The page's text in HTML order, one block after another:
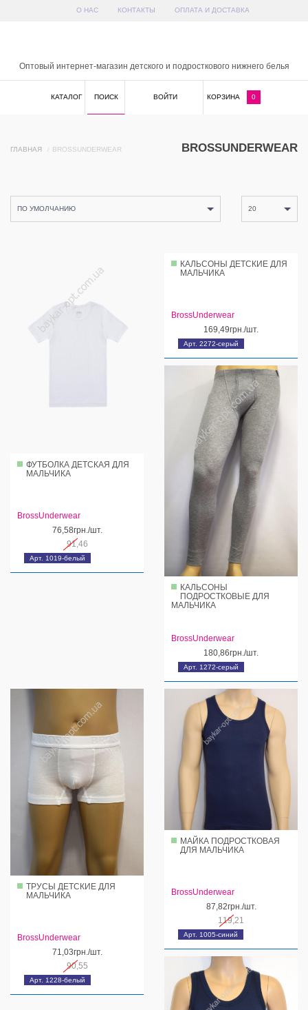
О НАС КОНТАКТЫ ОПЛАТА И ДОСТАВКА
x
Оптовый интернет-магазин детского и подросткового нижнего белья
КАТАЛОГ ПОИСК ВОЙТИ КОРЗИНА 0
ГЛАВНАЯ BROSSUNDERWEAR BROSSUNDERWEAR
ПО УМОЛЧАНИЮ 20
Арт. 1019-белый
ФУТБОЛКА ДЕТСКАЯ ДЛЯ
МАЛЬЧИКА
BrossUnderwear
76,58грн./шт.
91,46
Арт. 2272-серый
КАЛЬСОНЫ ДЕТСКИЕ ДЛЯ
МАЛЬЧИКА
BrossUnderwear
169,49грн./шт.
Арт. 1272-серый
КАЛЬСОНЫ
ПОДРОСТКОВЫЕ ДЛЯ
МАЛЬЧИКА
BrossUnderwear
180,86грн./шт.
Арт. 1228-белый
ТРУСЫ ДЕТСКИЕ ДЛЯ
МАЛЬЧИКА
BrossUnderwear
71,03грн./шт.
90,55
Арт. 1005-синий
МАЙКА ПОДРОСТКОВАЯ
ДЛЯ МАЛЬЧИКА
BrossUnderwear
87,82грн./шт.
119,21